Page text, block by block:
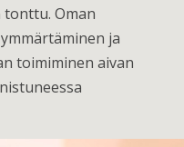
tonttu. Oman
ja
toimiminen aivan